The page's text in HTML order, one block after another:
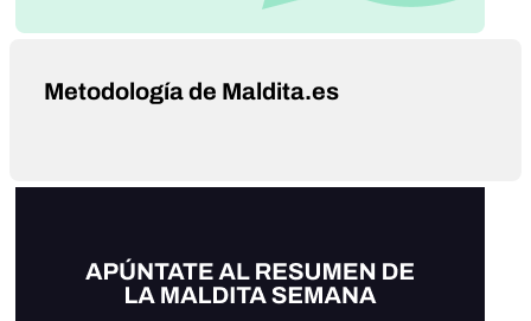
Metodología de Maldita.es